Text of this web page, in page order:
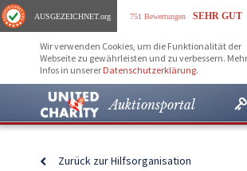
AUSGEZEICHNET.org 751 Bewertungen SEHR GUT
Wir verwenden Cookies, um die Funktionalität der
Webseite zu gewährleisten und zu verbessern. Mehr
Infos in unserer Datenschutzerklärung.
Auktionsportal
Zurück zur Hilfsorganisation